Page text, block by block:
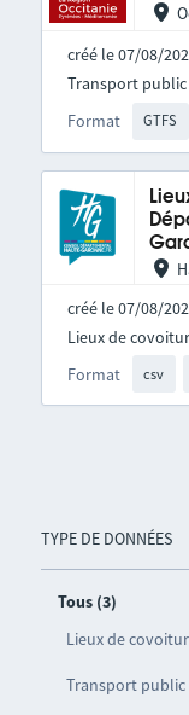
TYPE DE DONNÉES
Tous (3)
Lieux de
Transport public
créé le 07/08/
Format GTFS
Transport
créé le 07/08/
Format csv
Lieux de